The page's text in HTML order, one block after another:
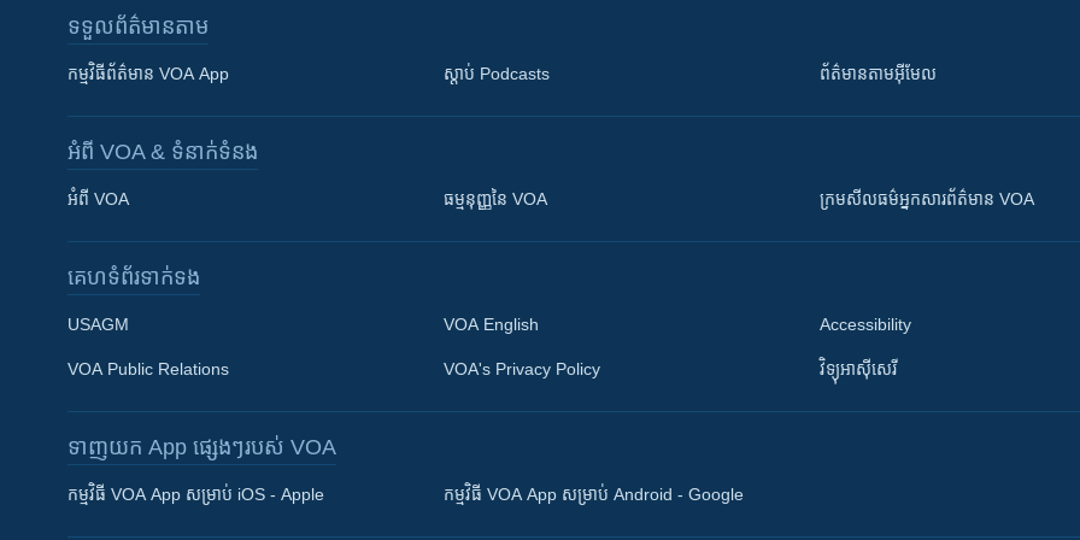
Khmer English
ទទួល​ព័ត៌មាន​តាម
កម្មវិធី​ព័ត៌មាន VOA App ស្តាប់ Podcasts ព័ត៌មាន​តាម​អ៊ីមែល
អំពី​ VOA & ទំនាក់ទំនង
អំពី​ VOA ធម្មនុញ្ញ​នៃ VOA ក្រម​​​សីលធម៌​​​អ្នក​​​សារព័ត៌មាន VOA
គេហទំព័រ​​ទាក់ទង
USAGM
VOA Public Relations
VOA English
VOA's Privacy Policy
Accessibility
វិទ្យុ​អាស៊ី​សេរី
ទាញយក​ App ផ្សេងៗ​របស់​ VOA
កម្មវិធី​ VOA App សម្រាប់ iOS - Apple កម្មវិធី​ VOA App សម្រាប់ Android - Google